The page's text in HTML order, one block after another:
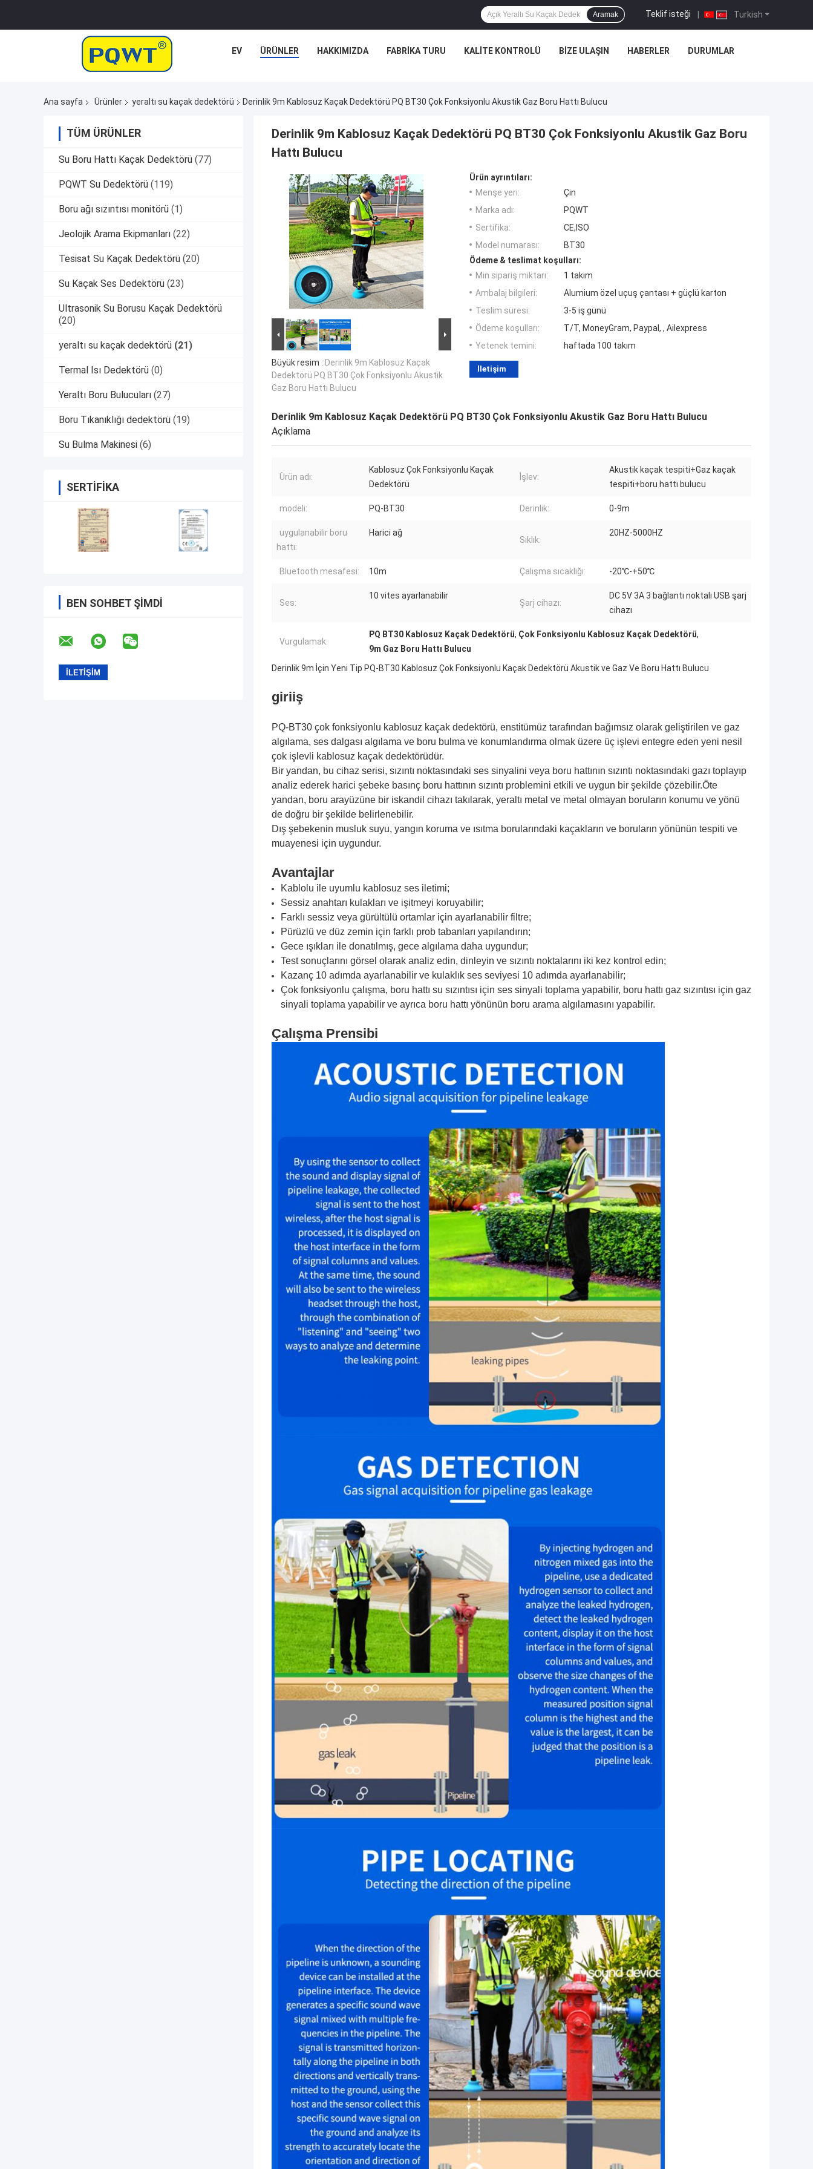
Turkish
Teklif isteği |
Aramak
EV ÜRÜNLER HAKKIMIZDA FABRIKA TURU KALITE KONTROLÜ BIZE ULAŞIN HABERLER DURUMLAR
Ana sayfa Ürünler yeraltı su kaçak dedektörü Derinlik 9m Kablosuz Kaçak Dedektörü PQ BT30 Çok Fonksiyonlu Akustik Gaz Boru Hattı Bulucu
TÜM ÜRÜNLER
Su Boru Hattı Kaçak Dedektörü (77)
PQWT Su Dedektörü (119)
Boru ağı sızıntısı monitörü (1)
Jeolojik Arama Ekipmanları (22)
Tesisat Su Kaçak Dedektörü (20)
Su Kaçak Ses Dedektörü (23)
Ultrasonik Su Borusu Kaçak Dedektörü
(20)
yeraltı su kaçak dedektörü (21)
Termal Isı Dedektörü (0)
Yeraltı Boru Bulucuları (27)
Boru Tıkanıklığı dedektörü (19)
Su Bulma Makinesi (6)
SERTIFIKA
BEN SOHBET ŞIMDI
Derinlik 9m Kablosuz Kaçak Dedektörü PQ BT30 Çok Fonksiyonlu Akustik Gaz Boru
Hattı Bulucu
Büyük resim : Derinlik 9m Kablosuz Kaçak
Dedektörü PQ BT30 Çok Fonksiyonlu Akustik
Gaz Boru Hattı Bulucu
Ürün ayrıntıları:
Menşe yeri:
Çin
Marka adı:
PQWT
Sertifika:
CE,ISO
Model numarası:
BT30
Ödeme & teslimat koşulları:
Min sipariş miktarı:
1 takım
Ambalaj bilgileri:
Alumium özel uçuş çantası + güçlü karton
Teslim süresi:
3-5 iş günü
Ödeme koşulları:
T/T, MoneyGram, Paypal, , Ailexpress
Yetenek temini:
haftada 100 takım
İletişim
Derinlik 9m Kablosuz Kaçak Dedektörü PQ BT30 Çok Fonksiyonlu Akustik Gaz Boru Hattı Bulucu
Açıklama
Ürün adı:
Kablosuz Çok Fonksiyonlu Kaçak
Dedektörü
İşlev:
Akustik kaçak tespiti+Gaz kaçak
tespiti+boru hattı bulucu
modeli: PQ-BT30 Derinlik: 0-9m
uygulanabilir boru
hattı:
Harici ağ
Sıklık:
20HZ-5000HZ
Bluetooth mesafesi: 10m Çalışma sıcaklığı: -20℃-+50℃
Ses:
10 vites ayarlanabilir
Şarj cihazı:
DC 5V 3A 3 bağlantı noktalı USB şarj
cihazı
Vurgulamak:
PQ BT30 Kablosuz Kaçak Dedektörü, Çok Fonksiyonlu Kablosuz Kaçak Dedektörü,
9m Gaz Boru Hattı Bulucu
Derinlik 9m İçin Yeni Tip PQ-BT30 Kablosuz Çok Fonksiyonlu Kaçak Dedektörü Akustik ve Gaz Ve Boru Hattı Bulucu
giriiş
PQ-BT30 çok fonksiyonlu kablosuz kaçak dedektörü, enstitümüz tarafından bağımsız olarak geliştirilen ve gaz
algılama, ses dalgası algılama ve boru bulma ve konumlandırma olmak üzere üç işlevi entegre eden yeni nesil
çok işlevli kablosuz kaçak dedektörüdür.
Bir yandan, bu cihaz serisi, sızıntı noktasındaki ses sinyalini veya boru hattının sızıntı noktasındaki gazı toplayıp
analiz ederek harici şebeke basınç boru hattının sızıntı problemini etkili ve uygun bir şekilde çözebilir.Öte
yandan, boru arayüzüne bir iskandil cihazı takılarak, yeraltı metal ve metal olmayan boruların konumu ve yönü
de doğru bir şekilde belirlenebilir.
Dış şebekenin musluk suyu, yangın koruma ve ısıtma borularındaki kaçakların ve boruların yönünün tespiti ve
muayenesi için uygundur.
Avantajlar
Kablolu ile uyumlu kablosuz ses iletimi;
Sessiz anahtarı kulakları ve işitmeyi koruyabilir;
Farklı sessiz veya gürültülü ortamlar için ayarlanabilir filtre;
Pürüzlü ve düz zemin için farklı prob tabanları yapılandırın;
Gece ışıkları ile donatılmış, gece algılama daha uygundur;
Test sonuçlarını görsel olarak analiz edin, dinleyin ve sızıntı noktalarını iki kez kontrol edin;
Kazanç 10 adımda ayarlanabilir ve kulaklık ses seviyesi 10 adımda ayarlanabilir;
Çok fonksiyonlu çalışma, boru hattı su sızıntısı için ses sinyali toplama yapabilir, boru hattı gaz sızıntısı için gaz
sinyali toplama yapabilir ve ayrıca boru hattı yönünün boru arama algılamasını yapabilir.
Çalışma Prensibi